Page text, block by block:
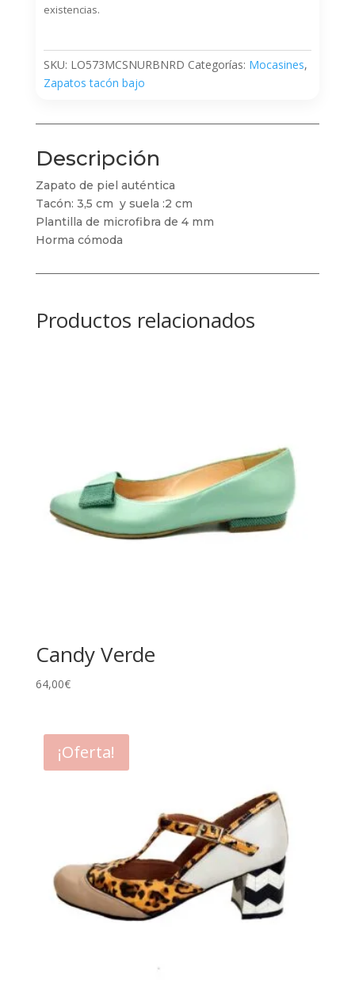
existencias.
SKU: LO573MCSNURBNRD Categorías: Mocasines,
Zapatos tacón bajo
Descripción
Zapato de piel auténtica
Tacón: 3,5 cm y suela :2 cm
Plantilla de microfibra de 4 mm
Horma cómoda
Productos relacionados
Candy Verde
64,00€
¡Oferta!